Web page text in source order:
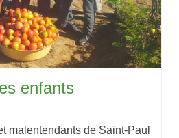
enfants
malentendants de Saint-Paul